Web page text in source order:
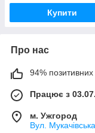
Купити
Про нас
94% позитивних
Працює з
м. Ужгород
Вул.